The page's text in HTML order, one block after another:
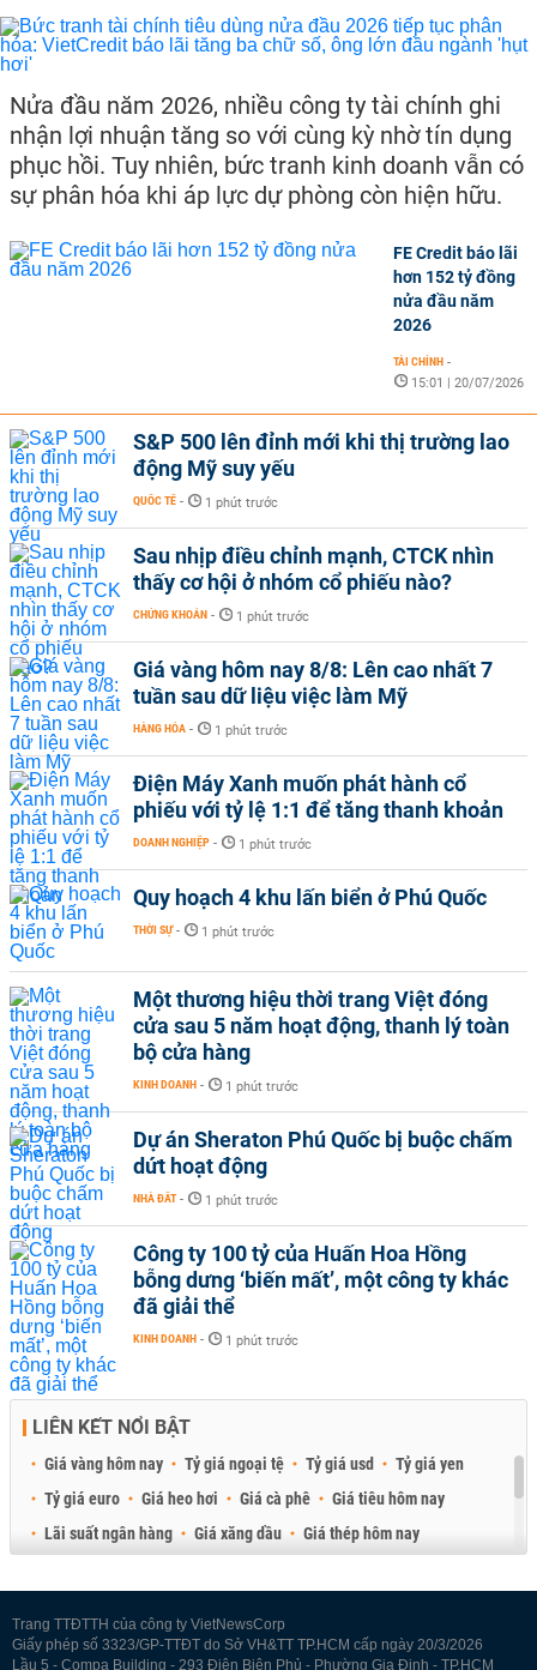
Nửa đầu năm 2026, nhiều công ty tài chính ghi
nhận lợi nhuận tăng so với cùng kỳ nhờ tín dụng
phục hồi. Tuy nhiên, bức tranh kinh doanh vẫn có
sự phân hóa khi áp lực dự phòng còn hiện hữu.
FE Credit báo lãi
hơn 152 tỷ đồng
nửa đầu năm
2026
TÀI CHÍNH -
15:01 | 20/07/2026
S&P 500 lên đỉnh mới khi thị trường lao
động Mỹ suy yếu
QUỐC TẾ - 1 phút trước
Sau nhịp điều chỉnh mạnh, CTCK nhìn
thấy cơ hội ở nhóm cổ phiếu nào?
CHỨNG KHOÁN - 1 phút trước
Giá vàng hôm nay 8/8: Lên cao nhất 7
tuần sau dữ liệu việc làm Mỹ
HÀNG HÓA - 1 phút trước
Điện Máy Xanh muốn phát hành cổ
phiếu với tỷ lệ 1:1 để tăng thanh khoản
DOANH NGHIỆP - 1 phút trước
Quy hoạch 4 khu lấn biển ở Phú Quốc
THỜI SỰ - 1 phút trước
Một thương hiệu thời trang Việt đóng
cửa sau 5 năm hoạt động, thanh lý toàn
bộ cửa hàng
KINH DOANH - 1 phút trước
Dự án Sheraton Phú Quốc bị buộc chấm
dứt hoạt động
NHÀ ĐẤT - 1 phút trước
Công ty 100 tỷ của Huấn Hoa Hồng
bỗng dưng ‘biến mất’, một công ty khác
đã giải thể
KINH DOANH - 1 phút trước
LIÊN KẾT NỔI BẬT
Giá vàng hôm nay Tỷ giá ngoại tệ Tỷ giá usd
Tỷ giá yen
Tỷ giá euro
Giá heo hơi Giá cà phê
Giá tiêu hôm nay
Lãi suất ngân hàng
Giá xăng dầu
Giá thép hôm nay
Trang TTĐTTH của công ty VietNewsCorp
Giấy phép số 3323/GP-TTĐT do Sở VH&TT TP.HCM cấp ngày 20/3/2026
Lầu 5 - Compa Building - 293 Điện Biên Phủ - Phường Gia Định - TP.HCM